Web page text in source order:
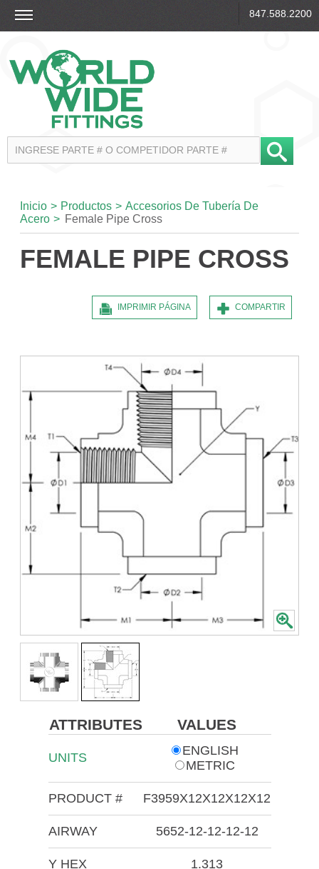
847.588.2200
Inicio > Productos > Accesorios De Tubería De
Acero > Female Pipe Cross
FEMALE PIPE CROSS
COMPARTIR
IMPRIMIR PÁGINA
ATTRIBUTES VALUES
UNITS
ENGLISH
METRIC
PRODUCT # F3959X12X12X12X12
AIRWAY 5652-12-12-12-12
Y HEX 1.313